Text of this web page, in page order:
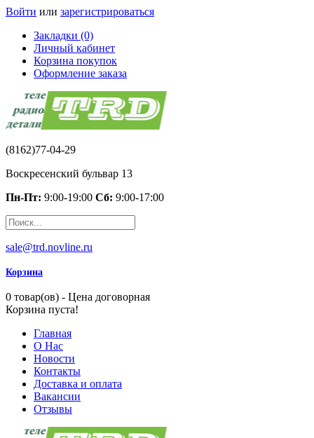
Войти или зарегистрироваться
Закладки (0)
Личный кабинет
Корзина покупок
Оформление заказа
(8162)77-04-29
Воскресенский бульвар 13
Пн-Пт: 9:00-19:00 Сб: 9:00-17:00
sale@trd.novline.ru
Корзина
0 товар(ов) - Цена договорная
Корзина пуста!
Главная
О Нас
Новости
Контакты
Доставка и оплата
Вакансии
Отзывы